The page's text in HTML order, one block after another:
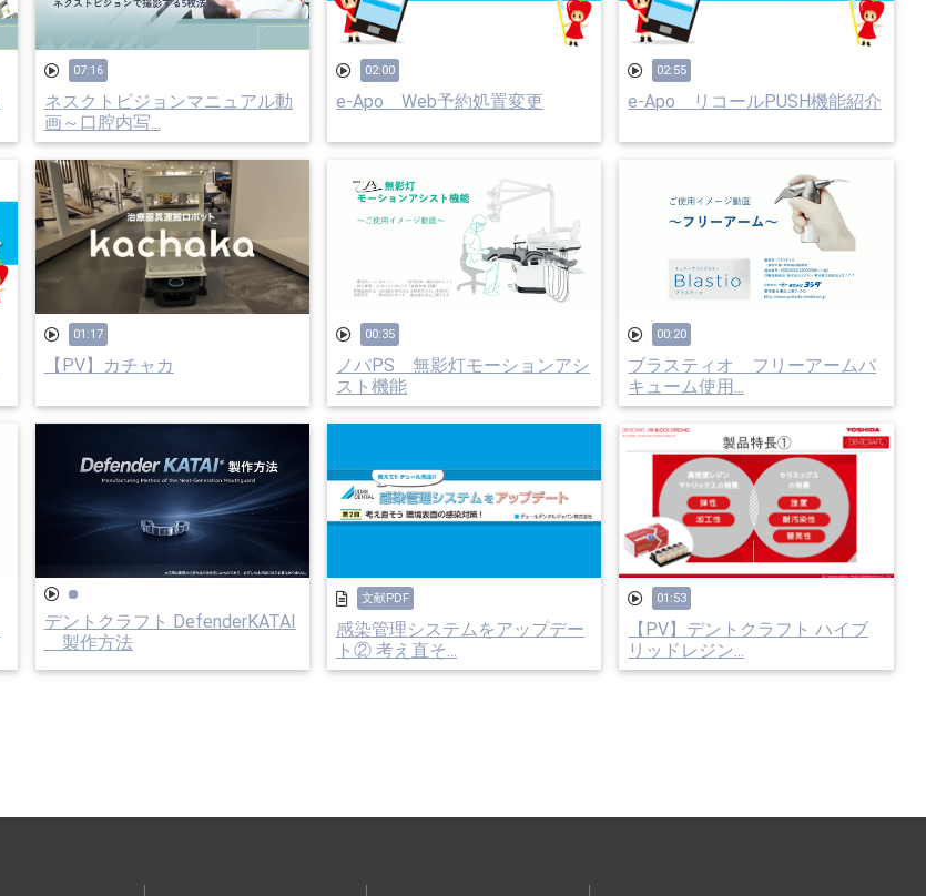
07:16
ネスクトビジョンマニュアル動
画～口腔内写...
02:00
e-Apo Web予約処置変更
02:55
e-Apo リコールPUSH機能紹介
01:17
【PV】カチャカ
00:35
ノバPS 無影灯モーションアシ
スト機能
00:20
ブラスティオ フリーアームバ
キューム使用...
デントクラフト DefenderKATAI
製作方法
文献PDF
感染管理システムをアップデー
ト② 考え直そ...
01:53
【PV】デントクラフト ハイブ
リッドレジン...